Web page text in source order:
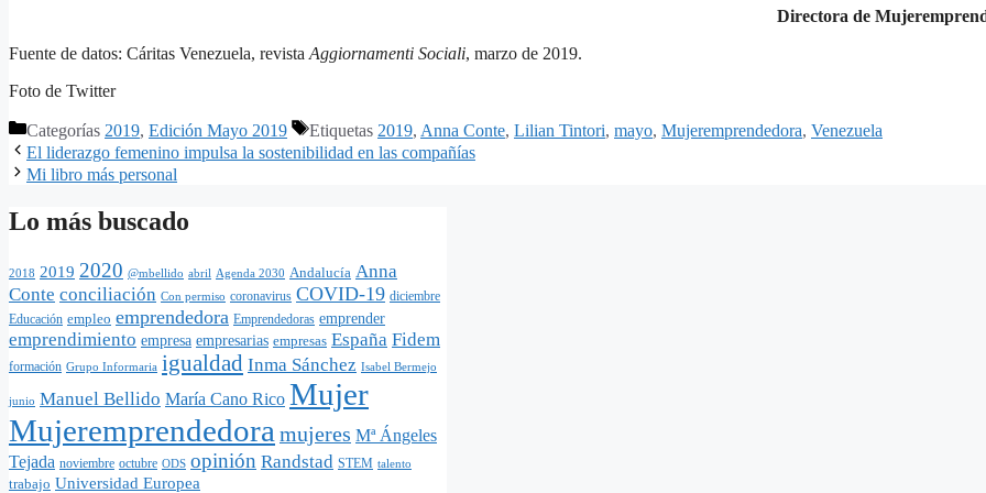
Directora de
Fuente de datos: Cáritas Venezuela, revistaAggiornamenti Sociali, marzo de 2019.
Foto de Twitter
Categorías 2019, Edición Mayo 2019 Etiquetas 2019, Anna Conte, Lilian Tintori, mayo, Mujeremprendedora, Venezuela
El liderazgo femenino impulsa la sostenibilidad en las compañías
Mi libro más personal
Lo más buscado
2018 2019 2020 @mbellido abril Agenda 2030 Andalucía Anna
Conte conciliación Con permiso coronavirus COVID-19 diciembre
Educación empleo emprendedora Emprendedoras emprender
emprendimiento empresa empresarias empresas España Fidem
formación Grupo Informaria igualdad Inma Sánchez Isabel Bermejo
junio Manuel Bellido María Cano Rico Mujer
Mujeremprendedora mujeres Mª Ángeles
Tejada noviembre octubre ODS opinión Randstad STEM talento
trabajo Universidad Europea